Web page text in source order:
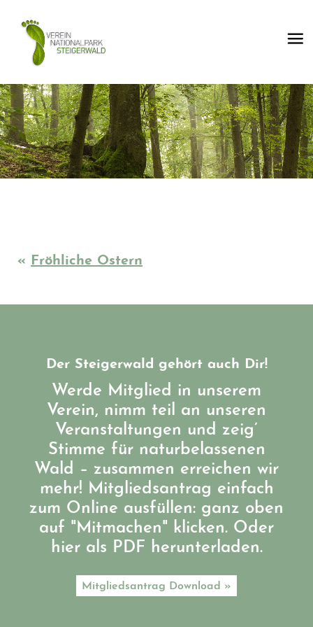
« Fröhliche Ostern
Der Steigerwald gehört auch Dir!
Werde Mitglied in unserem
Verein, nimm teil an unseren
Veranstaltungen und zeig’
Stimme für naturbelassenen
Wald – zusammen erreichen wir
mehr! Mitgliedsantrag einfach
zum Online ausfüllen: ganz oben
auf "Mitmachen" klicken. Oder
hier als PDF herunterladen.
Mitgliedsantrag Download »